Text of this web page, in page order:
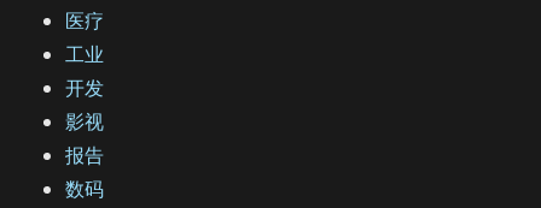
医疗
工业
开发
影视
报告
数码